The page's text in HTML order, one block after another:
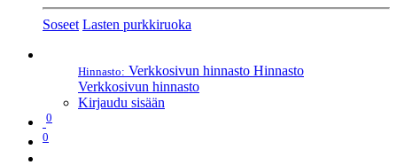
Soseet Lasten purkkiruoka
Hinnasto: Verkkosivun hinnasto Hinnasto
Verkkosivun hinnasto
Kirjaudu sisään
0
0